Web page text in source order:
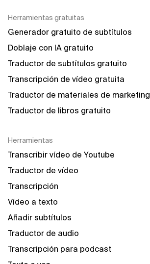
Herramientas gratuitas
Generador gratuito de subtítulos
Doblaje con IA gratuito
Traductor de subtítulos gratuito
Transcripción de vídeo gratuita
Traductor de materiales de marketing
Traductor de libros gratuito
Herramientas
Transcribir vídeo de Youtube
Traductor de vídeo
Transcripción
Vídeo a texto
Añadir subtítulos
Traductor de audio
Transcripción para podcast